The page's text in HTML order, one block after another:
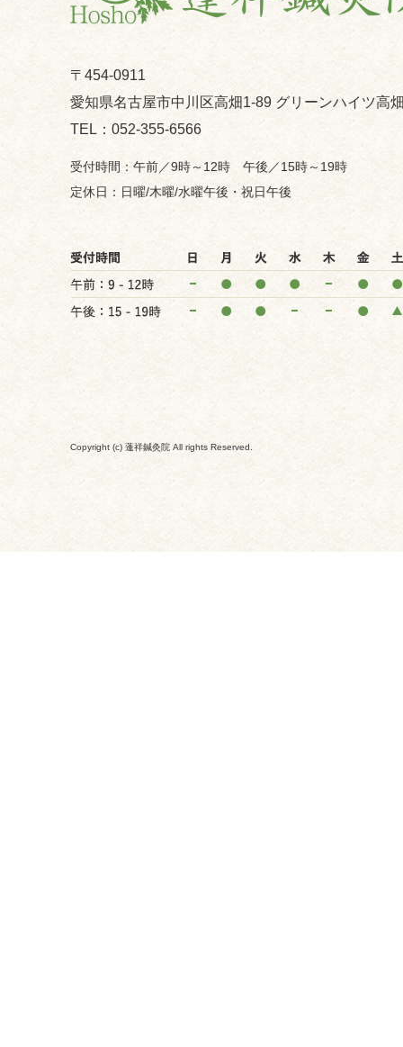
〒454-0911
愛知県名古屋市中川区高畑1-89 グリーンハイツ高
052-355-6566
午前／9時～12時 午後／15時～19時
日曜/木曜/水曜午後・祝日午後
Copyright (c) 蓬祥鍼灸院 All rights Reserved.